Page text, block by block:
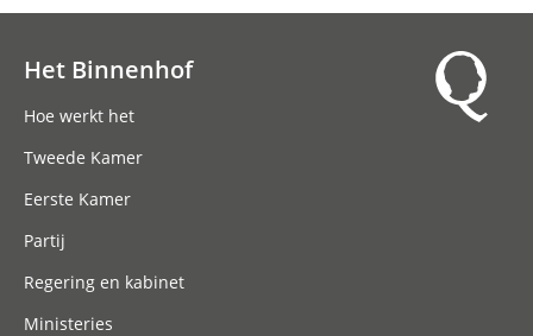
Het Binnenhof
Hoe werkt het
Tweede Kamer
Eerste Kamer
Partij
Regering en kabinet
Ministeries